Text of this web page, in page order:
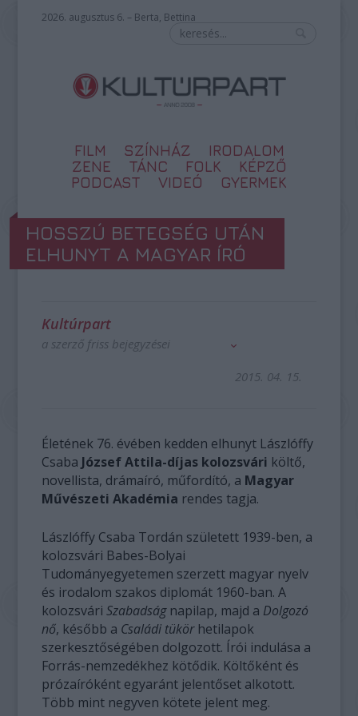
2026. augusztus 6. – Berta, Bettina
FILM SZÍNHÁZ
IRODALOM
ZENE
TÁNC FOLK
KÉPZŐ
PODCAST
VIDEÓ GYERMEK
HOSSZÚ BETEGSÉG UTÁN
ELHUNYT A MAGYAR ÍRÓ
Kultúrpart
a szerző friss bejegyzései
2015. 04. 15.
Életének 76. évében kedden elhunyt Lászlóffy
Csaba József Attila-díjas kolozsvári költő,
novellista, drámaíró, műfordító, a Magyar
Művészeti Akadémia rendes tagja.
Lászlóffy Csaba Tordán született 1939-ben, a
kolozsvári Babes-Bolyai
Tudományegyetemen szerzett magyar nyelv
és irodalom szakos diplomát 1960-ban. A
kolozsváriSzabadság napilap, majd a Dolgozó
nő, később a Családi tükör hetilapok
szerkesztőségében dolgozott. Írói indulása a
Forrás-nemzedékhez kötődik. Költőként és
prózaíróként egyaránt jelentőset alkotott.
Több mint negyven kötete jelent meg.